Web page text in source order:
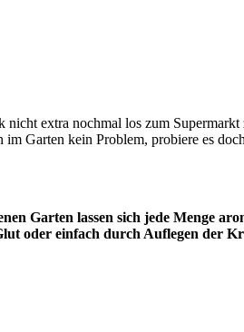
extra nochmal los zum
Garten kein Problem, probiere es
Garten lassen sich jede Menge
oder einfach durch Auflegen der